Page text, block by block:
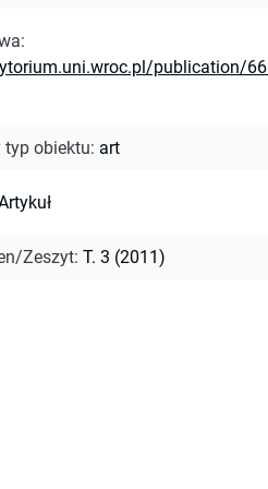
:
publication/
typ obiektu: art
Zeszyt: T. 3 (2011)